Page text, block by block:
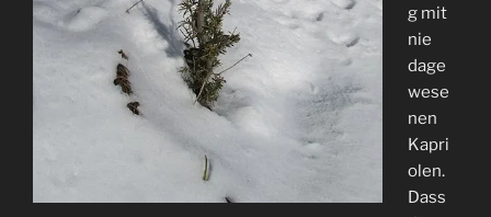
g mit
nie
dage
wese
nen
Kapri
olen.
Dass